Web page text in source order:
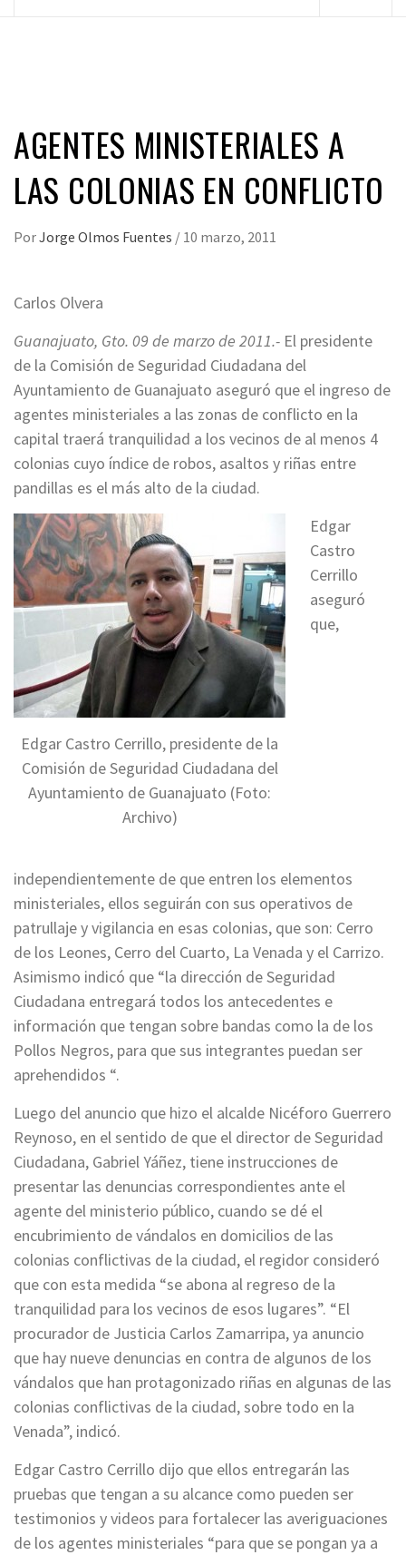
AGENTES MINISTERIALES A
LAS COLONIAS EN CONFLICTO
PorJorge Olmos Fuentes / 10 marzo, 2011
Carlos Olvera
Guanajuato, Gto. 09 de marzo de 2011.- El presidente
de la Comisión de Seguridad Ciudadana del
Ayuntamiento de Guanajuato aseguró que el ingreso de
agentes ministeriales a las zonas de conflicto en la
capital traerá tranquilidad a los vecinos de al menos 4
colonias cuyo índice de robos, asaltos y riñas entre
pandillas es el más alto de la ciudad.
Edgar Castro Cerrillo, presidente de la
Comisión de Seguridad Ciudadana del
Ayuntamiento de Guanajuato (Foto:
Archivo)
Edgar
Castro
Cerrillo
aseguró
que,
independientemente de que entren los elementos
ministeriales, ellos seguirán con sus operativos de
patrullaje y vigilancia en esas colonias, que son: Cerro
de los Leones, Cerro del Cuarto, La Venada y el Carrizo.
Asimismo indicó que “la dirección de Seguridad
Ciudadana entregará todos los antecedentes e
información que tengan sobre bandas como la de los
Pollos Negros, para que sus integrantes puedan ser
aprehendidos “.
Luego del anuncio que hizo el alcalde Nicéforo Guerrero
Reynoso, en el sentido de que el director de Seguridad
Ciudadana, Gabriel Yáñez, tiene instrucciones de
presentar las denuncias correspondientes ante el
agente del ministerio público, cuando se dé el
encubrimiento de vándalos en domicilios de las
colonias conflictivas de la ciudad, el regidor consideró
que con esta medida “se abona al regreso de la
tranquilidad para los vecinos de esos lugares”. “El
procurador de Justicia Carlos Zamarripa, ya anuncio
que hay nueve denuncias en contra de algunos de los
vándalos que han protagonizado riñas en algunas de las
colonias conflictivas de la ciudad, sobre todo en la
Venada”, indicó.
Edgar Castro Cerrillo dijo que ellos entregarán las
pruebas que tengan a su alcance como pueden ser
testimonios y videos para fortalecer las averiguaciones
de los agentes ministeriales “para que se pongan ya a